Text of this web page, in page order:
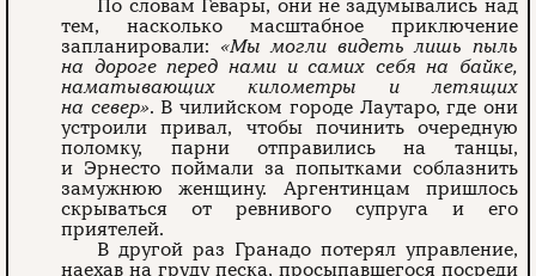
По словам Гевары, они не задумывались над
тем, насколько масштабное приключение
запланировали: «Мы могли видеть лишь пыль
на дороге перед нами и самих себя на байке,
наматывающих километры и летящих
на север». В чилийском городе Лаутаро, где они
устроили привал, чтобы починить очередную
поломку, парни отправились на танцы,
и Эрнесто поймали за попытками соблазнить
замужнюю женщину. Аргентинцам пришлось
скрываться от ревнивого супруга и его
приятелей.
В другой раз Гранадо потерял управление,
наехав на груду песка, просыпавшегося посреди